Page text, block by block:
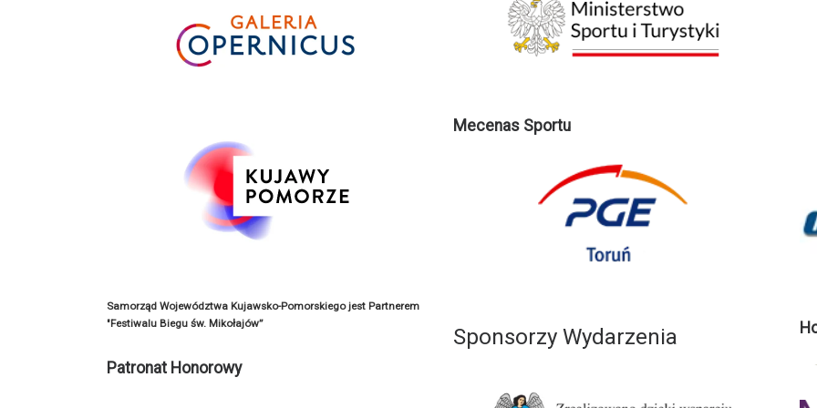
Samorząd Województwa Kujawsko-Pomorskiego jest Partnerem
"Festiwalu Biegu św. Mikołajów”
Patronat Honorowy
Mecenas Sportu
Sponsorzy Wydarzenia